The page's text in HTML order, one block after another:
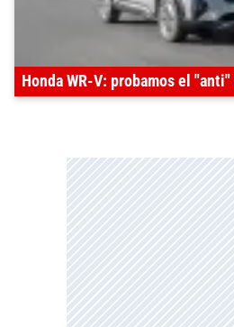
Honda WR-V: probamos el